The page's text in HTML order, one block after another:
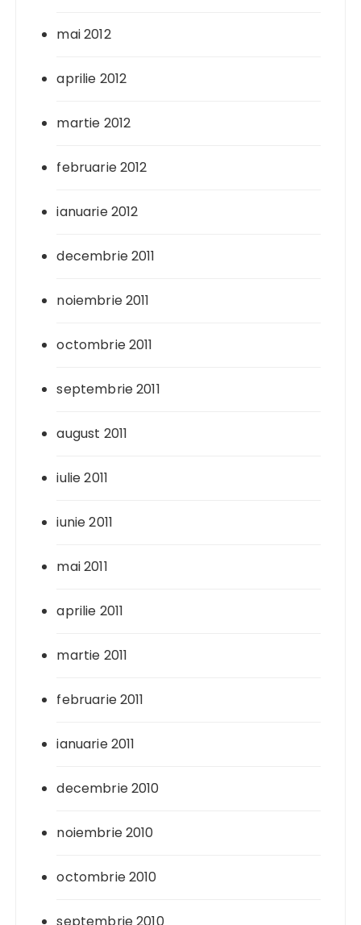
mai 2012
aprilie 2012
martie 2012
februarie 2012
ianuarie 2012
decembrie 2011
noiembrie 2011
octombrie 2011
septembrie 2011
august 2011
iulie 2011
iunie 2011
mai 2011
aprilie 2011
martie 2011
februarie 2011
ianuarie 2011
decembrie 2010
noiembrie 2010
octombrie 2010
septembrie 2010